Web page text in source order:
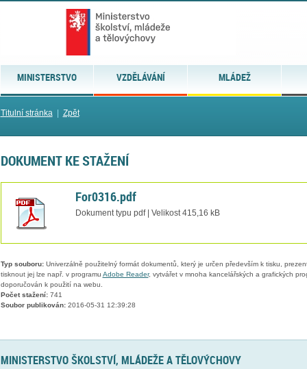
MINISTERSTVO VZDĚLÁVÁNÍ MLÁDEŽ
Titulní stránka| Zpět
DOKUMENT KE STAŽENÍ
For0316.pdf
Dokument typu pdf | Velikost 415,16 kB
Typ souboru:Univerzálně použitelný formát dokumentů, který je určen především k tisku,
tisknout jej lze např. v programu Adobe Reader, vytvářet v mnoha kancelářských a grafických
doporučován k použití na webu.
Počet stažení:741
Soubor publikován:2016-05-31 12:39:28
MINISTERSTVO ŠKOLSTVÍ, MLÁDEŽE A TĚLOVÝCHOVY